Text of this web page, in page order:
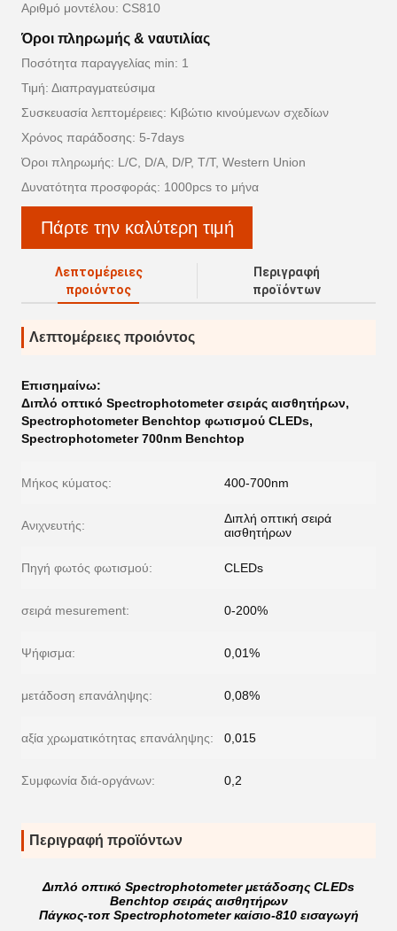
Αριθμό μοντέλου: CS810
Όροι πληρωμής & ναυτιλίας
Ποσότητα παραγγελίας min: 1
Τιμή: Διαπραγματεύσιμα
Συσκευασία λεπτομέρειες: Κιβώτιο κινούμενων σχεδίων
Χρόνος παράδοσης: 5-7days
Όροι πληρωμής: L/C, D/A, D/P, T/T, Western Union
Δυνατότητα προσφοράς: 1000pcs το μήνα
Πάρτε την καλύτερη τιμή
Λεπτομέρειες
προιόντος
Περιγραφή
προϊόντων
Λεπτομέρειες προιόντος
Επισημαίνω:
Διπλό οπτικό Spectrophotometer σειράς αισθητήρων,
Spectrophotometer Benchtop φωτισμού CLEDs,
Spectrophotometer 700nm Benchtop
Μήκος κύματος: 400-700nm
Ανιχνευτής:
Διπλή οπτική σειρά
αισθητήρων
Πηγή φωτός φωτισμού: CLEDs
σειρά mesurement: 0-200%
Ψήφισμα: 0,01%
μετάδοση επανάληψης: 0,08%
αξία χρωματικότητας επανάληψης: 0,015
Συμφωνία διά-οργάνων: 0,2
Περιγραφή προϊόντων
Διπλό οπτικό Spectrophotometer μετάδοσης CLEDs
Benchtop σειράς αισθητήρων
Πάγκος-τοπ Spectrophotometer καίσιο-810 εισαγωγή